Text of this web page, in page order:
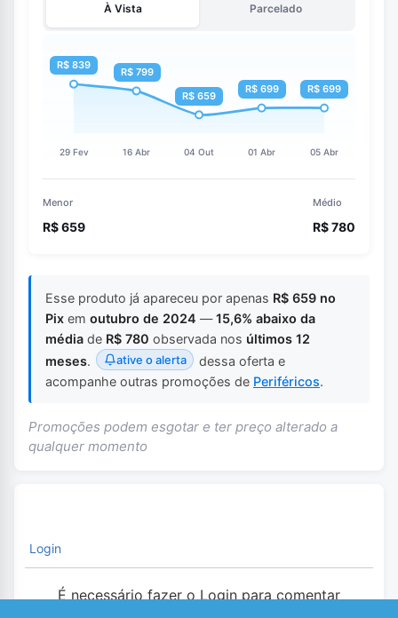
À Vista Parcelado
Menor
R$ 659
Médio
R$ 780
Esse produto já apareceu por apenas R$ 659 no
Pix em outubro de 2024 —15,6% abaixo da
média de R$ 780 observada nos últimos 12
meses. ative o alerta
dessa oferta e
acompanhe outras promoções de Periféricos.
Promoções podem esgotar e ter preço alterado a
qualquer momento
Login
É necessário fazer o Login para comentar